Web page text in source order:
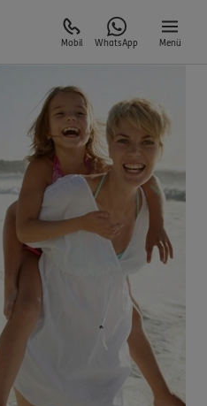
Mobil WhatsApp Menü